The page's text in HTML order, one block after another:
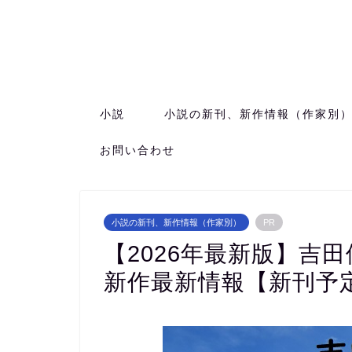
小説 小説の新刊、新作情報（作家別）
お問い合わせ
小説の新刊、新作情報（作家別） PR
【2026年最新版】吉
新作最新情報【新刊予